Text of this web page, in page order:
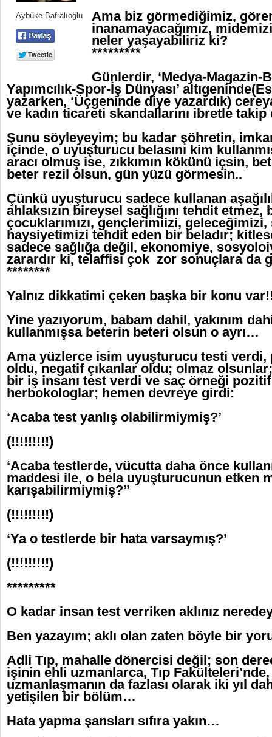
Aybüke Bafralıoğlu
Ama biz görmediğimiz,
inanamayacağımız,
neler yaşayabiliriz ki?
*********
Günlerdir, ‘Medya-Magazin-
Yapımcılık-Spor-İş Dünyası’
yazarken, ‘Üçgeninde diye yazardık)
ve kadın ticareti skandallarını ibretle
Şunu söyleyeyim; bu kadar şöhretin,
içinde, o uyuşturucu belasını kim
aracı olmuş ise, zıkkımın kökünü içsin,
beter rezil olsun, gün yüzü görmesin..
Çünkü uyuşturucu sadece kullanan
ahlaksızın bireysel sağlığını tehdit
çocuklarımızı, gençlerimiizi,
haysiyetimizi tehdit eden bir beladır;
sadece sağlığa değil, ekonomiye,
zarardır ki, telaffisi çok zor sonuçlara da
********
Yalnız dikkatimi çeken başka bir konu
Yine yazıyorum, babam dahil, yakınım
kullanmışsa beterin beteri olsun o ayrı…
Ama yüzlerce isim uyuşturucu testi verdi,
oldu, negatif çıkanlar oldu; olmaz
bir iş insanı test verdi ve saç örneği
herbokologlar; hemen devreye girdi:
‘Acaba test yanlış olabilirmiymiş?’
(!!!!!!!!!)
‘Acaba testlerde, vücutta daha önce
maddesi ile, o bela uyuşturucunun etken
karışabilirmiymiş?’’
(!!!!!!!!!)
‘Ya o testlerde bir hata varsaymış?’
(!!!!!!!!!)
*********
O kadar insan test verriken aklınız
Ben yazayım; aklı olan zaten böyle bir
Adli Tıp, mahalle dönercisi değil; son
işinin ehli uzmanlarca, Tıp
uzmanlaşmanın da fazlası olarak iki yıl
yetişilen bir bölüm…
Hata yapma şansları sıfıra yakın…